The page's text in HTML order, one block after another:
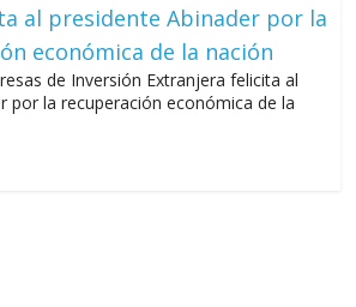
de Inversión Extranjera felicita al
por la recuperación económica de la